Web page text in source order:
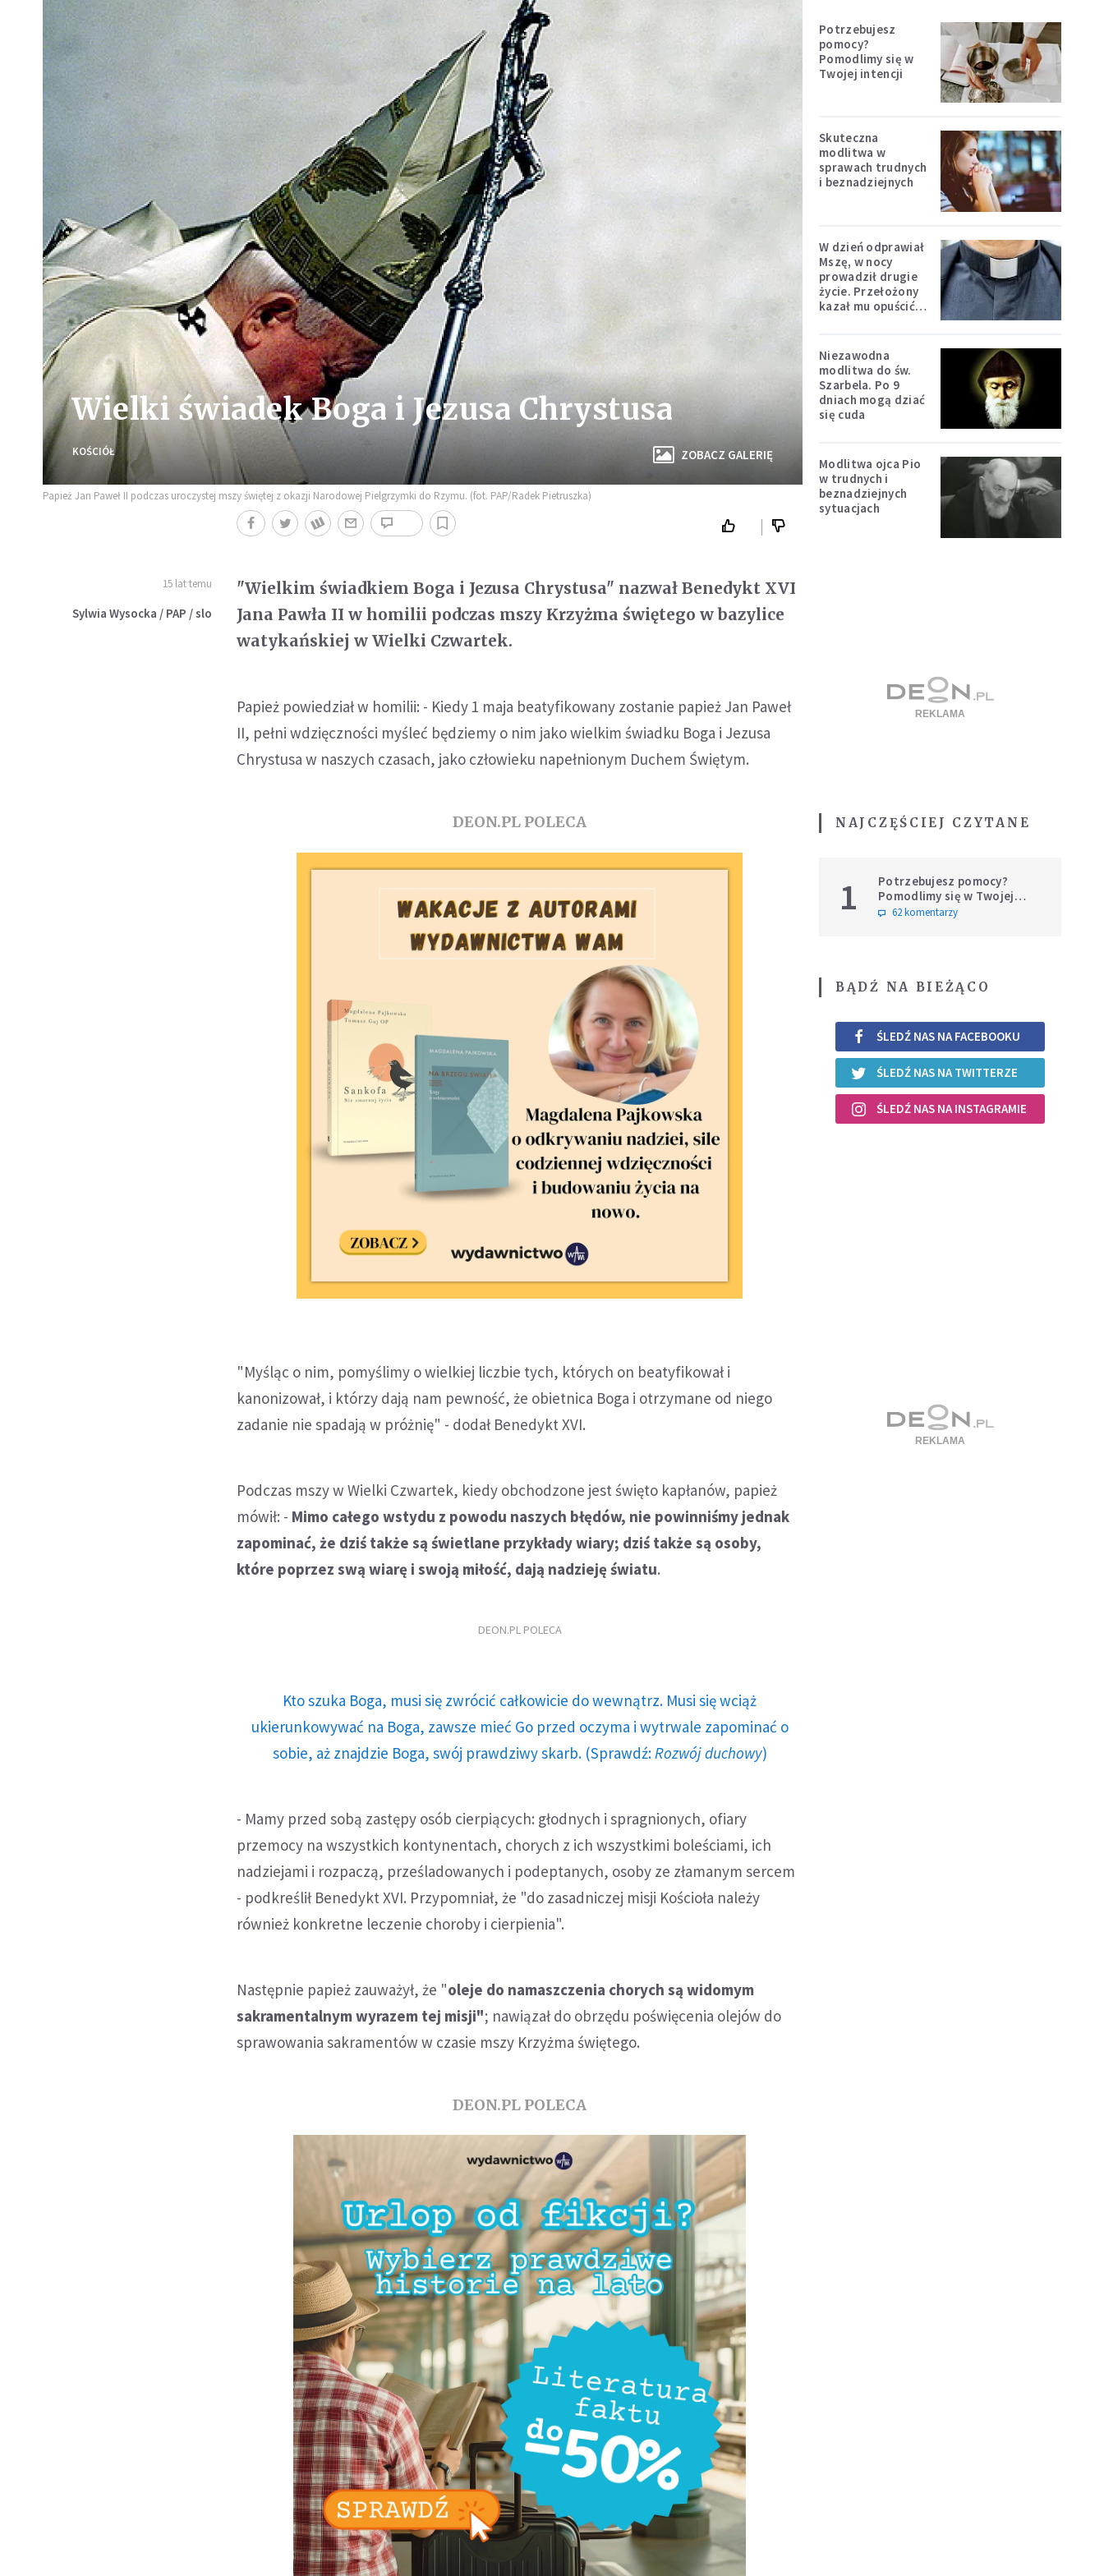
Wielki świadek Boga i Jezusa Chrystusa
KOŚCIÓŁ ZOBACZ GALERIĘ
Papież Jan Paweł II podczas uroczystej mszy świętej z okazji Narodowej Pielgrzymki do Rzymu. (fot. PAP/Radek Pietruszka)
15 lat temu
Sylwia Wysocka / PAP / slo
"Wielkim świadkiem Boga i Jezusa Chrystusa" nazwał Benedykt XVI
Jana Pawła II w homilii podczas mszy Krzyżma świętego w bazylice
watykańskiej w Wielki Czwartek.
Papież powiedział w homilii: - Kiedy 1 maja beatyfikowany zostanie papież Jan Paweł
II, pełni wdzięczności myśleć będziemy o nim jako wielkim świadku Boga i Jezusa
Chrystusa w naszych czasach, jako człowieku napełnionym Duchem Świętym.
DEON.PL POLECA
"Myśląc o nim, pomyślimy o wielkiej liczbie tych, których on beatyfikował i
kanonizował, i którzy dają nam pewność, że obietnica Boga i otrzymane od niego
zadanie nie spadają w próżnię" - dodał Benedykt XVI.
Podczas mszy w Wielki Czwartek, kiedy obchodzone jest święto kapłanów, papież
mówił: - Mimo całego wstydu z powodu naszych błędów, nie powinniśmy jednak
zapominać, że dziś także są świetlane przykłady wiary; dziś także są osoby,
które poprzez swą wiarę i swoją miłość, dają nadzieję światu.
DEON.PL POLECA
Kto szuka Boga, musi się zwrócić całkowicie do wewnątrz. Musi się wciąż
ukierunkowywać na Boga, zawsze mieć Go przed oczyma i wytrwale zapominać o
sobie, aż znajdzie Boga, swój prawdziwy skarb. (Sprawdź: Rozwój duchowy)
- Mamy przed sobą zastępy osób cierpiących: głodnych i spragnionych, ofiary
przemocy na wszystkich kontynentach, chorych z ich wszystkimi boleściami, ich
nadziejami i rozpaczą, prześladowanych i podeptanych, osoby ze złamanym sercem
- podkreślił Benedykt XVI. Przypomniał, że "do zasadniczej misji Kościoła należy
również konkretne leczenie choroby i cierpienia".
Następnie papież zauważył, że "oleje do namaszczenia chorych są widomym
sakramentalnym wyrazem tej misji"; nawiązał do obrzędu poświęcenia olejów do
sprawowania sakramentów w czasie mszy Krzyżma świętego.
DEON.PL POLECA
Potrzebujesz
pomocy?
Pomodlimy się w
Twojej intencji
Skuteczna
modlitwa w
sprawach trudnych
i beznadziejnych
W dzień odprawiał
Mszę, w nocy
prowadził drugie
życie. Przełożony
kazał mu opuścić
Niezawodna
modlitwa do św.
Szarbela. Po 9
dniach mogą dziać
się cuda
Modlitwa ojca Pio
w trudnych i
beznadziejnych
sytuacjach
NAJCZĘŚCIEJ CZYTANE
1
Potrzebujesz pomocy?
Pomodlimy się w Twojej
intencji
62 komentarzy
BĄDŹ NA BIEŻĄCO
ŚLEDŹ NAS NA FACEBOOKU
ŚLEDŹ NAS NA TWITTERZE
ŚLEDŹ NAS NA INSTAGRAMIE